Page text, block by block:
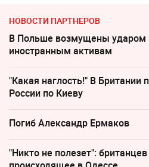
НОВОСТИ ПАРТНЕРОВ
В Польше возмущены ударом
иностранным активам
"Какая наглость!" В Британии
России по Киеву
Погиб Александр Ермаков
"Никто не полезет":